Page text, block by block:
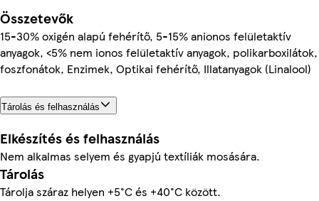
Összetevők
15-30% oxigén alapú fehérítő, 5-15% anionos felületaktív
anyagok, <5% nem ionos felületaktív anyagok, polikarboxilátok,
foszfonátok, Enzimek, Optikai fehérítő, Illatanyagok (Linalool)
Tárolás és felhasználás
Elkészítés és felhasználás
Nem alkalmas selyem és gyapjú textíliák mosására.
Tárolás
Tárolja száraz helyen +5°C és +40°C között.